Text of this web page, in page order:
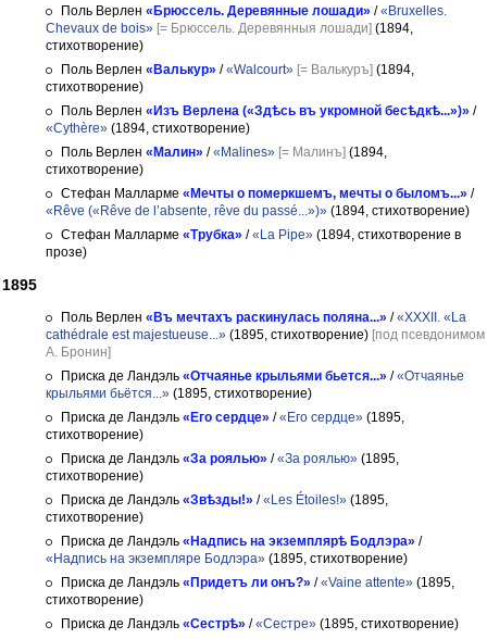
Поль Верлен «Брюссель. Деревянные лошади» /«Bruxelles.
Chevaux de bois» [= Брюссель. Деревянныя лошади] (1894,
стихотворение)
Поль Верлен «Валькур» /«Walcourt» [= Валькуръ] (1894,
стихотворение)
Поль Верлен «Изъ Верлена («Здѣсь въ укромной бесѣдкѣ...»)» /
«Cythère» (1894, стихотворение)
Поль Верлен «Малин» /«Malines» [= Малинъ] (1894,
стихотворение)
Стефан Малларме «Мечты о померкшемъ, мечты о быломъ...» /
«Rêve («Rêve de l’absente, rêve du passé...»)» (1894, стихотворение)
Стефан Малларме «Трубка» /«La Pipe» (1894, стихотворение в
прозе)
1895
Поль Верлен «Въ мечтахъ раскинулась поляна...» /«XXXII. «La
cathédrale est majestueuse...» (1895, стихотворение) [под псевдонимом
А. Бронин]
Приска де Ландэль «Отчаянье крыльями бьется...» /«Отчаянье
крыльями бьётся...» (1895, стихотворение)
Приска де Ландэль «Его сердце» /«Его сердце» (1895,
стихотворение)
Приска де Ландэль «За роялью» /«За роялью» (1895,
стихотворение)
Приска де Ландэль «Звѣзды!» /«Les Étoiles!» (1895,
стихотворение)
Приска де Ландэль «Надпись на экземплярѣ Бодлэра» /
«Надпись на экземпляре Бодлэра» (1895, стихотворение)
Приска де Ландэль «Придетъ ли онъ?» /«Vaine attente» (1895,
стихотворение)
Приска де Ландэль «Сестрѣ» /«Сестре» (1895, стихотворение)